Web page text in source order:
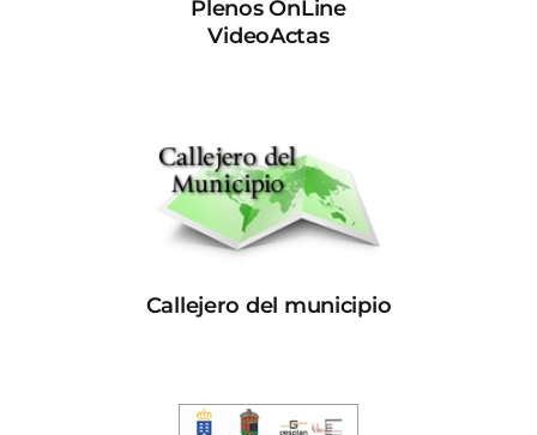
Plenos OnLine
VideoActas
Callejero del municipio